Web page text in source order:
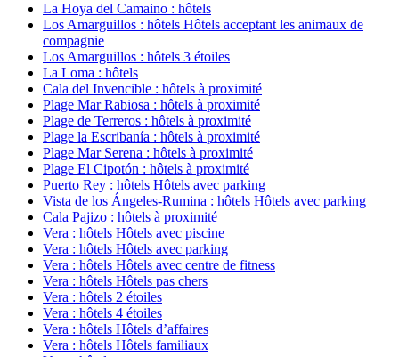
La Hoya del Camaino : hôtels
Los Amarguillos : hôtels Hôtels acceptant les animaux de
compagnie
Los Amarguillos : hôtels 3 étoiles
La Loma : hôtels
Cala del Invencible : hôtels à proximité
Plage Mar Rabiosa : hôtels à proximité
Plage de Terreros : hôtels à proximité
Plage la Escribanía : hôtels à proximité
Plage Mar Serena : hôtels à proximité
Plage El Cipotón : hôtels à proximité
Puerto Rey : hôtels Hôtels avec parking
Vista de los Ángeles-Rumina : hôtels Hôtels avec parking
Cala Pajizo : hôtels à proximité
Vera : hôtels Hôtels avec piscine
Vera : hôtels Hôtels avec parking
Vera : hôtels Hôtels avec centre de fitness
Vera : hôtels Hôtels pas chers
Vera : hôtels 2 étoiles
Vera : hôtels 4 étoiles
Vera : hôtels Hôtels d’affaires
Vera : hôtels Hôtels familiaux